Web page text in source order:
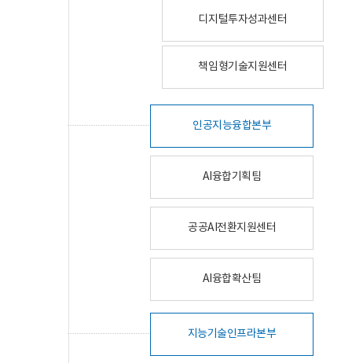
디지털투자성과센터
책임형기술지원센터
인공지능융합본부
AI융합기획팀
공공AI전환지원센터
AI융합확산팀
지능기술인프라본부